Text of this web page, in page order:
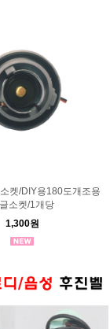
켓/DIY용180도개조용
소켓/1개당
1,300원